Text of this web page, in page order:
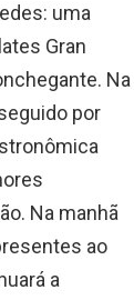
uma
Gran
Na
por
Na manhã
ao
a